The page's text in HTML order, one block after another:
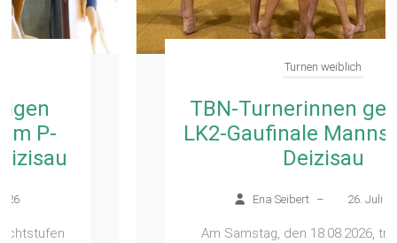
TBN-Turnerinnen gewinnen
LK2-Gaufinale Mannschaft in
26. Juli 2026
Am Samstag, den 18.08.2026, traten zwei